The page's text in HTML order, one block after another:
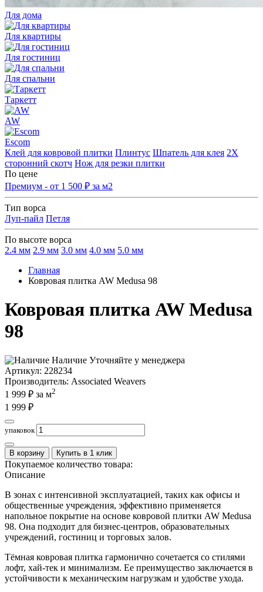
Для дома
Для квартиры
Для гостиниц
Для спальни
Таркетт
AW
Escom
Клей для ковровой плитки Плинтус Шпатель для клея 2Х
сторонний скотч Нож для резки плитки
По цене
Премиум - от 1 500 ₽ за м2
Тип ворса
Луп-пайл Петля
По высоте ворса
2.4 мм 2.9 мм 3.0 мм 4.0 мм 5.0 мм
Главная
Ковровая плитка AW Medusa 98
Ковровая плитка AW Medusa
98
Наличие Уточняйте у менеджера
Артикул: 228234
Производитель: Associated Weavers
1 999 ₽ за м2
1 999 ₽
упаковок
В корзину Купить в 1 клик
Покупаемое количество товара:
Описание
В зонах с интенсивной эксплуатацией, таких как офисы и
общественные учреждения, эффективно применяется
напольное покрытие на основе ковровой плитки AW Medusa
98. Она подходит для бизнес-центров, образовательных
учреждений, гостиниц и торговых залов.
Тёмная ковровая плитка гармонично сочетается со стилями
лофт, хай-тек и минимализм. Ее преимущество заключается в
устойчивости к механическим нагрузкам и удобстве ухода.